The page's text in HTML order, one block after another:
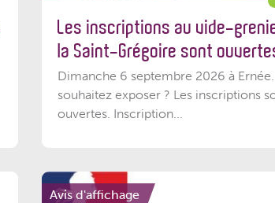
Les inscriptions au vide-
la Saint-Grégoire sont
Dimanche 6 septembre 2026 à
souhaitez exposer ? Les inscriptions
ouvertes. Inscription...
Avis d'affichage